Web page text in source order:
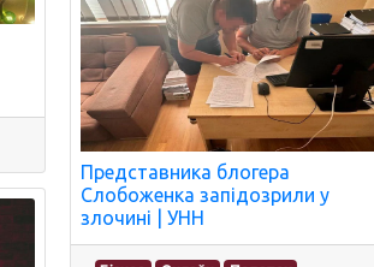
Представника блогера
Слобоженка запідозрили у
злочині | УНН